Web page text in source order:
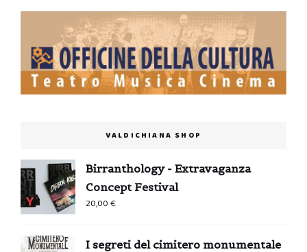
VALDICHIANA SHOP
Birranthology - Extravaganza
Concept Festival
20,00€
I segreti del cimitero monumentale